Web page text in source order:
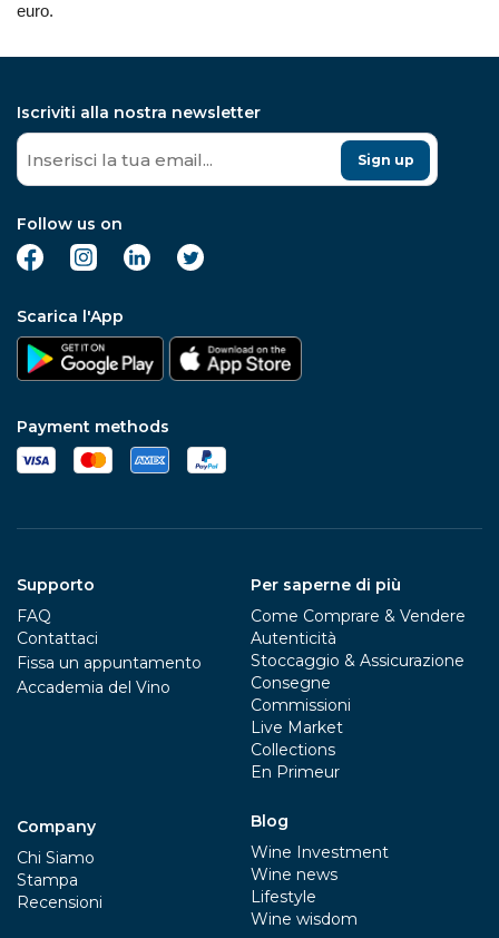
euro.
Iscriviti alla nostra newsletter
Sign up
Follow us on
Scarica l'App
Payment methods
Supporto
FAQ
Contattaci
Fissa un appuntamento
Accademia del Vino
Company
Chi Siamo
Stampa
Recensioni
Per saperne di più
Come Comprare & Vendere
Autenticità
Stoccaggio & Assicurazione
Consegne
Commissioni
Live Market
Collections
En Primeur
Blog
Wine Investment
Wine news
Lifestyle
Wine wisdom